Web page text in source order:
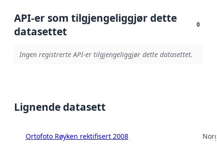
API-er som tilgjengeliggjør dette
datasettet
0
Ingen registrerte API-er tilgjengeliggjør dette datasettet.
Lignende datasett
Ortofoto Røyken rektifisert 2008